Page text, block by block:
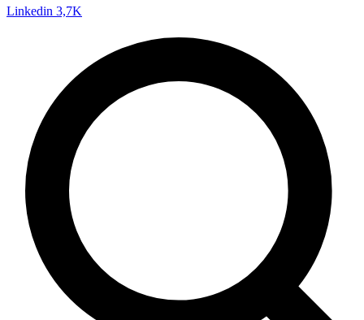
Linkedin 3,7K